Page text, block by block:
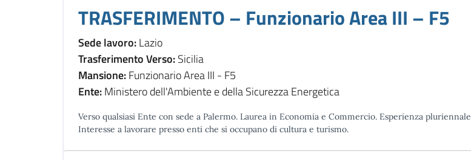
TRASFERIMENTO – Funzionario Area III – F5
Sede lavoro:Lazio
Trasferimento Verso:Sicilia
Mansione:Funzionario Area III - F5
Ente:Ministero dell'Ambiente e della Sicurezza Energetica
Verso qualsiasi Ente con sede a Palermo. Laurea in Economia e Commercio. Esperienza
Interesse a lavorare presso enti che si occupano di cultura e turismo.